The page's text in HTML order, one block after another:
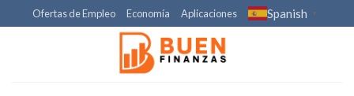
to
Ofertas de Empleo Economía Aplicaciones Spanish ▼